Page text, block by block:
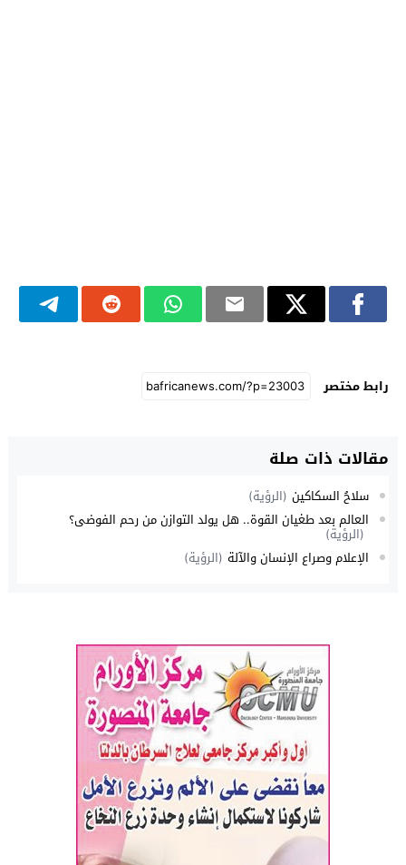
رابط مختصر
مقالات ذات صلة
سلاحُ السكاكين (الرؤية)
العالم بعد طغيان القوة.. هل يولد التوازن من رحم الفوضى؟
(الرؤية)
الإعلام وصراع الإنسان والآلة
(الرؤية)